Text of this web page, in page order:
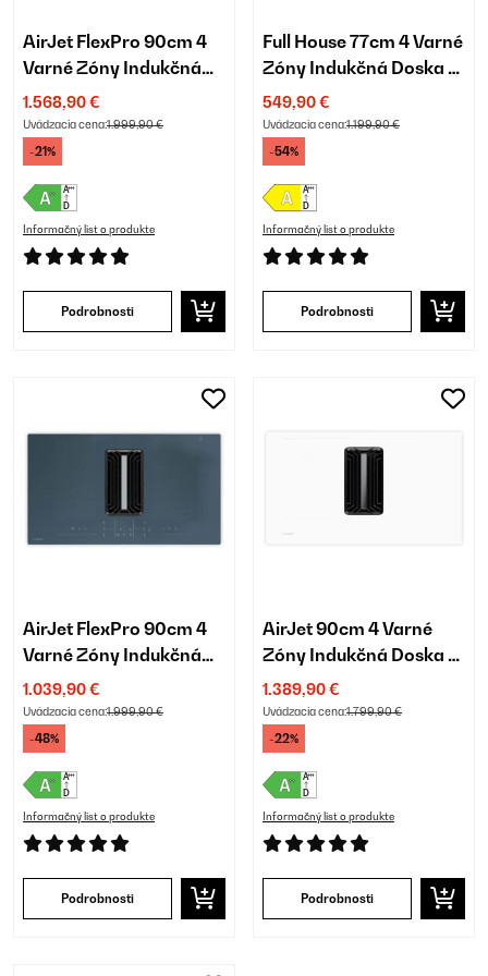
AirJet FlexPro 90cm 4
Varné Zóny Indukčná
Doska s Odsávaním
Biela
1.568,90 €
Uvádzacia cena:1.999,90 €
-21%
Informačný list o produkte
Podrobnosti
Full House 77cm 4 Varné
Zóny Indukčná Doska s
Odsávaním Čierna
549,90 €
Uvádzacia cena:1.199,90 €
-54%
Informačný list o produkte
Podrobnosti
AirJet FlexPro 90cm 4
Varné Zóny Indukčná
Doska s Odsávaním
Antracit
1.039,90 €
Uvádzacia cena:1.999,90 €
-48%
Informačný list o produkte
Podrobnosti
AirJet 90cm 4 Varné
Zóny Indukčná Doska s
Odsávaním Biela
1.389,90 €
Uvádzacia cena:1.799,90 €
-22%
Informačný list o produkte
Podrobnosti